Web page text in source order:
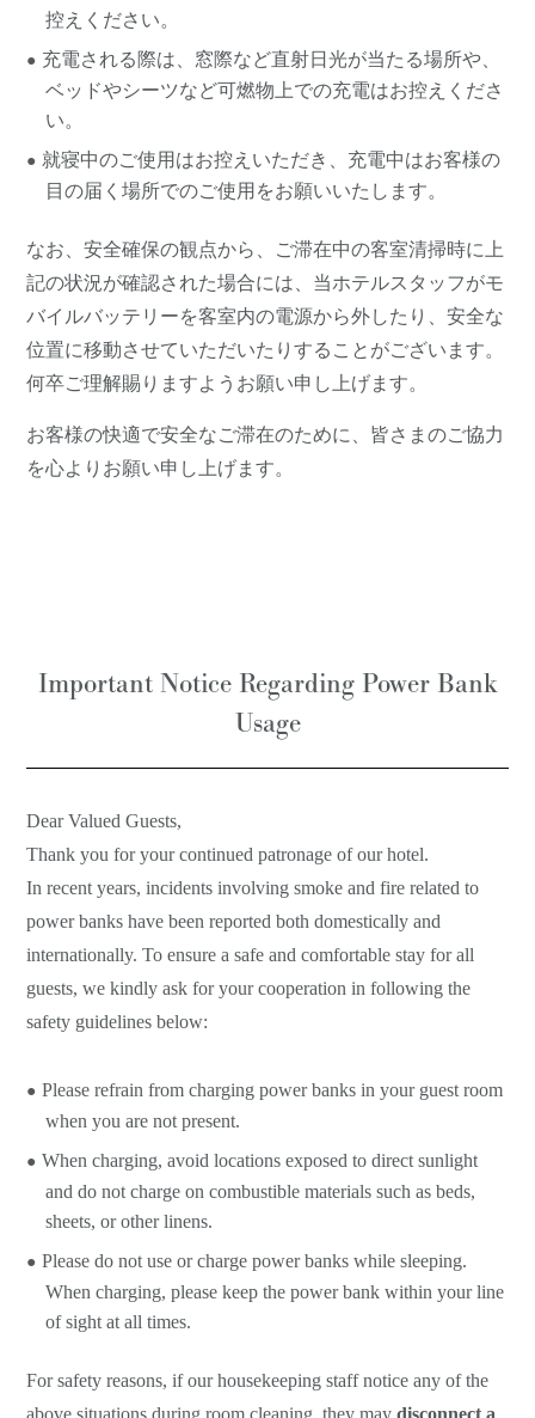
控えください。
充電される際は、窓際など直射日光が当たる場所や、
ベッドやシーツなど可燃物上での充電はお控えくださ
い。
就寝中のご使用はお控えいただき、充電中はお客様の
目の届く場所でのご使用をお願いいたします。
なお、安全確保の観点から、ご滞在中の客室清掃時に上
記の状況が確認された場合には、当ホテルスタッフがモ
バイルバッテリーを客室内の電源から外したり、安全な
位置に移動させていただいたりすることがございます。
何卒ご理解賜りますようお願い申し上げます。
お客様の快適で安全なご滞在のために、皆さまのご協力
を心よりお願い申し上げます。
Important Notice Regarding Power Bank
Usage
Dear Valued Guests,
Thank you for your continued patronage of our hotel.
In recent years, incidents involving smoke and fire related to
power banks have been reported both domestically and
internationally. To ensure a safe and comfortable stay for all
guests, we kindly ask for your cooperation in following the
safety guidelines below:
Please refrain from charging power banks in your guest room
when you are not present.
When charging, avoid locations exposed to direct sunlight
and do not charge on combustible materials such as beds,
sheets, or other linens.
Please do not use or charge power banks while sleeping.
When charging, please keep the power bank within your line
of sight at all times.
For safety reasons, if our housekeeping staff notice any of the
above situations during room cleaning, they maydisconnect a